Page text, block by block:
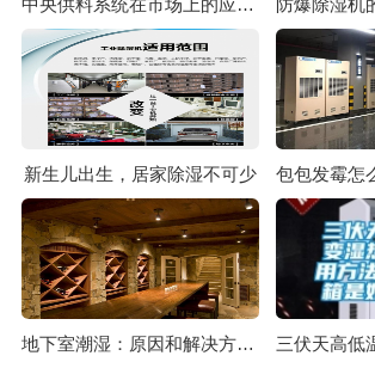
中央供料系统在市场上的应用程度
新生儿出生，居家除湿不可少
地下室潮湿：原因和解决方案 地下室除湿机安装